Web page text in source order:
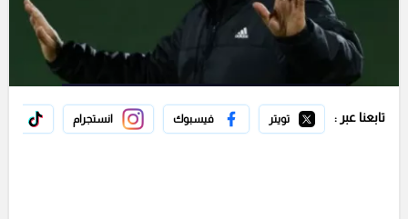
تابعنا عبر : تويتر فيسبوك انستجرام